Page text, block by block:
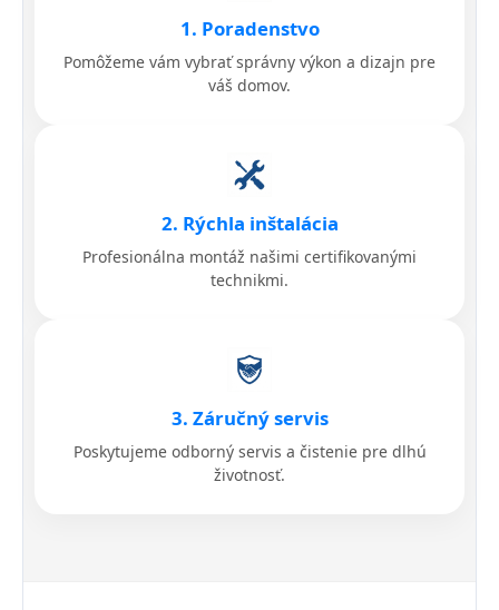
1. Poradenstvo
Pomôžeme vám vybrať správny výkon a dizajn pre
váš domov.
2. Rýchla inštalácia
Profesionálna montáž našimi certifikovanými
technikmi.
3. Záručný servis
Poskytujeme odborný servis a čistenie pre dlhú
životnosť.